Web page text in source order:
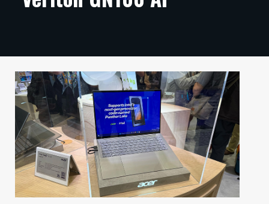
ARTIKKELIT
TECHBBS
TIETOA
HINTA.FI
KAUPPA
VAIHDA TEEMA